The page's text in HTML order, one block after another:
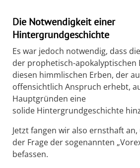
Die Notwendigkeit einer
Hintergrundgeschichte
Es war jedoch notwendig, dass
der prophetisch-apokalyptischen
diesen himmlischen Erben, der
offensichtlich Anspruch erhebt,
Hauptgründen eine
solide Hintergrundgeschichte
Jetzt fangen wir also ernsthaft
der Frage der sogenannten
befassen.